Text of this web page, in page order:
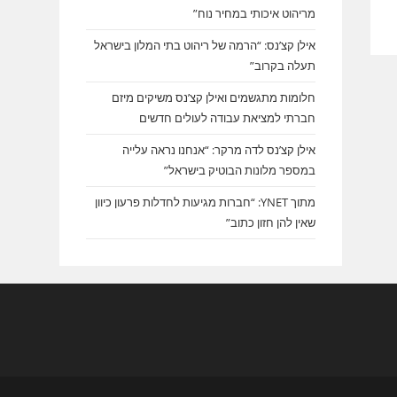
מריהוט איכותי במחיר נוח”
אילן קצ’נס: “הרמה של ריהוט בתי המלון בישראל
תעלה בקרוב”
חלומות מתגשמים ואילן קצ’נס משיקים מיזם
חברתי למציאת עבודה לעולים חדשים
אילן קצ’נס לדה מרקר: “אנחנו נראה עלייה
במספר מלונות הבוטיק בישראל”
מתוך YNET: “חברות מגיעות לחדלות פרעון כיוון
שאין להן חזון כתוב”